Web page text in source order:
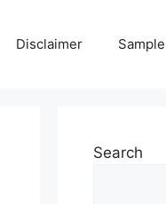
Disclaimer
Search